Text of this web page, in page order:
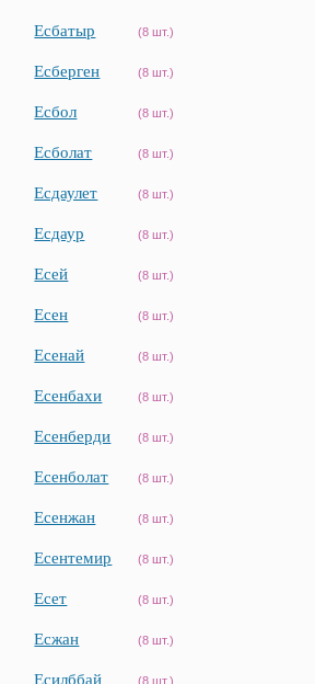
Есбатыр (8 шт.)
Есберген (8 шт.)
Есбол (8 шт.)
Есболат (8 шт.)
Есдаулет (8 шт.)
Есдаур (8 шт.)
Есей (8 шт.)
Есен (8 шт.)
Есенай (8 шт.)
Есенбахи (8 шт.)
Есенберди (8 шт.)
Есенболат (8 шт.)
Есенжан (8 шт.)
Есентемир (8 шт.)
Есет (8 шт.)
Есжан (8 шт.)
Есилббай (8 шт.)